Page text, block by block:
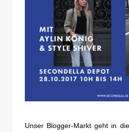
Unser Blogger-Markt geht in